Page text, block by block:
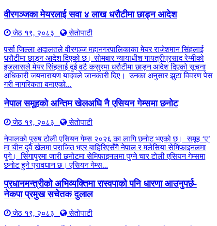
वीरगञ्जका मेयरलाई सवा ४ लाख धरौटीमा छाड्न आदेश
जेठ १९, २०८३
सेतोपाटी
पर्सा जिल्ला अदालतले वीरगञ्ज महानगरपालिकाका मेयर राजेशमान सिंहलाई
धरौटीमा छाड्न आदेश दिएको छ। सोमबार न्यायाधीश गायत्रीप्रसाद रेग्मीको
इजलासले मेयर सिंहलाई दुई वटै कसुरमा धरौटीमा छाड्न आदेश दिएको सूचना
अधिकारी जयनारायण यादवले जानकारी दिए। उनका अनुसार झुटा विवरण पेस
गरी नागरिकता बनाएको...
नेपाल समूहको अन्तिम खेलअघि नै एसियन गेम्समा छनोट
जेठ १९, २०८३
सेतोपाटी
नेपालको पुरुष टोली एसियन गेम्स २०२६ का लागि छनोट भएको छ। समूह ‘ए’
मा चीन दुवै खेलमा पराजित भएर बाहिरिएसँगै नेपाल र मलेसिया सेमिफाइनलमा
पुगे। सिंगापुरमा जारी छनोटमा सेमिफाइनलमा पुग्ने चार टोली एसियन गेम्समा
छनोट हुने प्रावधान छ। एसियन गेम्स...
प्रधानमन्त्रीको अभिव्यक्तिमा रास्वपाको पनि धारणा आउनुपर्छ-
नेकपा प्रमुख सचेतक दुलाल
जेठ १९, २०८३
सेतोपाटी